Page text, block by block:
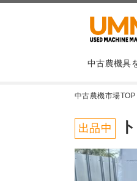
中古農機具
中古農機市場TOP
出品中